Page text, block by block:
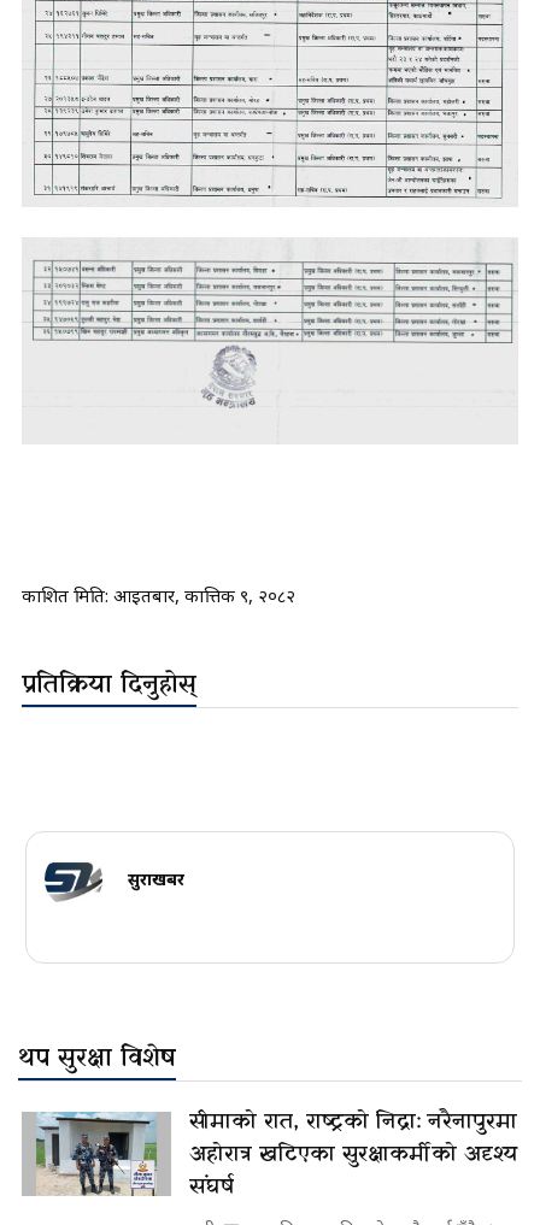
प्रकाशित मिति: आइतबार, कात्तिक ९, २०८२
प्रतिक्रिया दिनुहोस्
सुरक्षाखबर
थप सुरक्षा विशेष
सीमाको रात, राष्ट्रको निद्रा: नरैनापुरमा
अहोरात्र खटिएका सुरक्षाकर्मीको अदृश्य
संघर्ष